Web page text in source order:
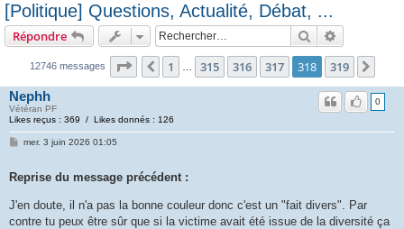
[Politique] Questions, Actualité, Débat, ...
Répondre Rechercher
12746 messages Page 318 sur319
Précédent
1 315 316 317 318 319
Nephh
Vétéran PF
Likes reçus : 369 / Likes donnés : 126
0
mer. 3 juin 2026 01:05
Reprise du message précédent :
J'en doute, il n'a pas la bonne couleur donc c'est un "fait divers". Par
contre tu peux être sûr que si la victime avait été issue de la diversité ça